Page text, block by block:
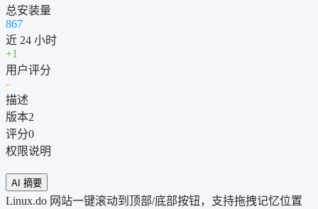
总安装量
867
近 24 小时
+1
用户评分
-
描述
版本2
评分0
权限说明
AI 摘要
Linux.do 网站一键滚动到顶部/底部按钮，支持拖拽记忆位置